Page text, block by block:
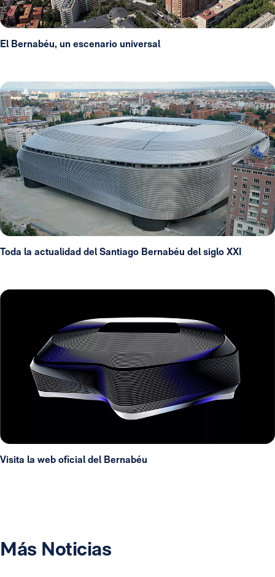
El Bernabéu, un escenario universal
Toda la actualidad del Santiago Bernabéu del siglo XXI
Visita la web oficial del Bernabéu
Más Noticias